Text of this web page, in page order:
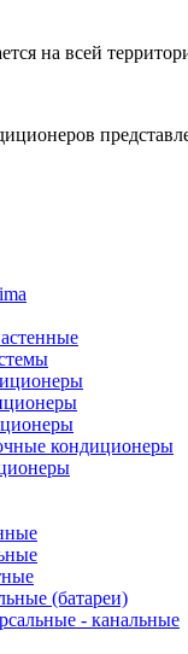
на всей
кондиционеры
(батареи)
- канальные